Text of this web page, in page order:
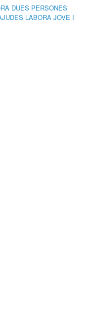
DUES PERSONES
LABORA JOVE I